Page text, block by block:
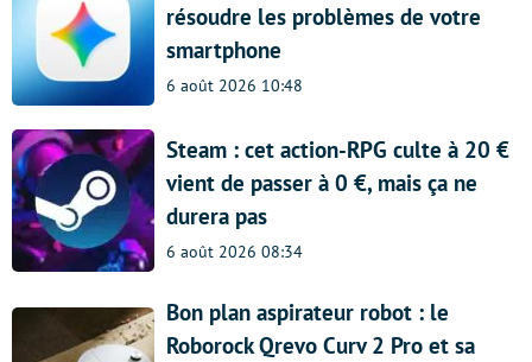
résoudre les problèmes de votre
smartphone
6 août 2026 10:48
Steam : cet action-RPG culte à 20 €
vient de passer à 0 €, mais ça ne
durera pas
6 août 2026 08:34
Bon plan aspirateur robot : le
Roborock Qrevo Curv 2 Pro et sa